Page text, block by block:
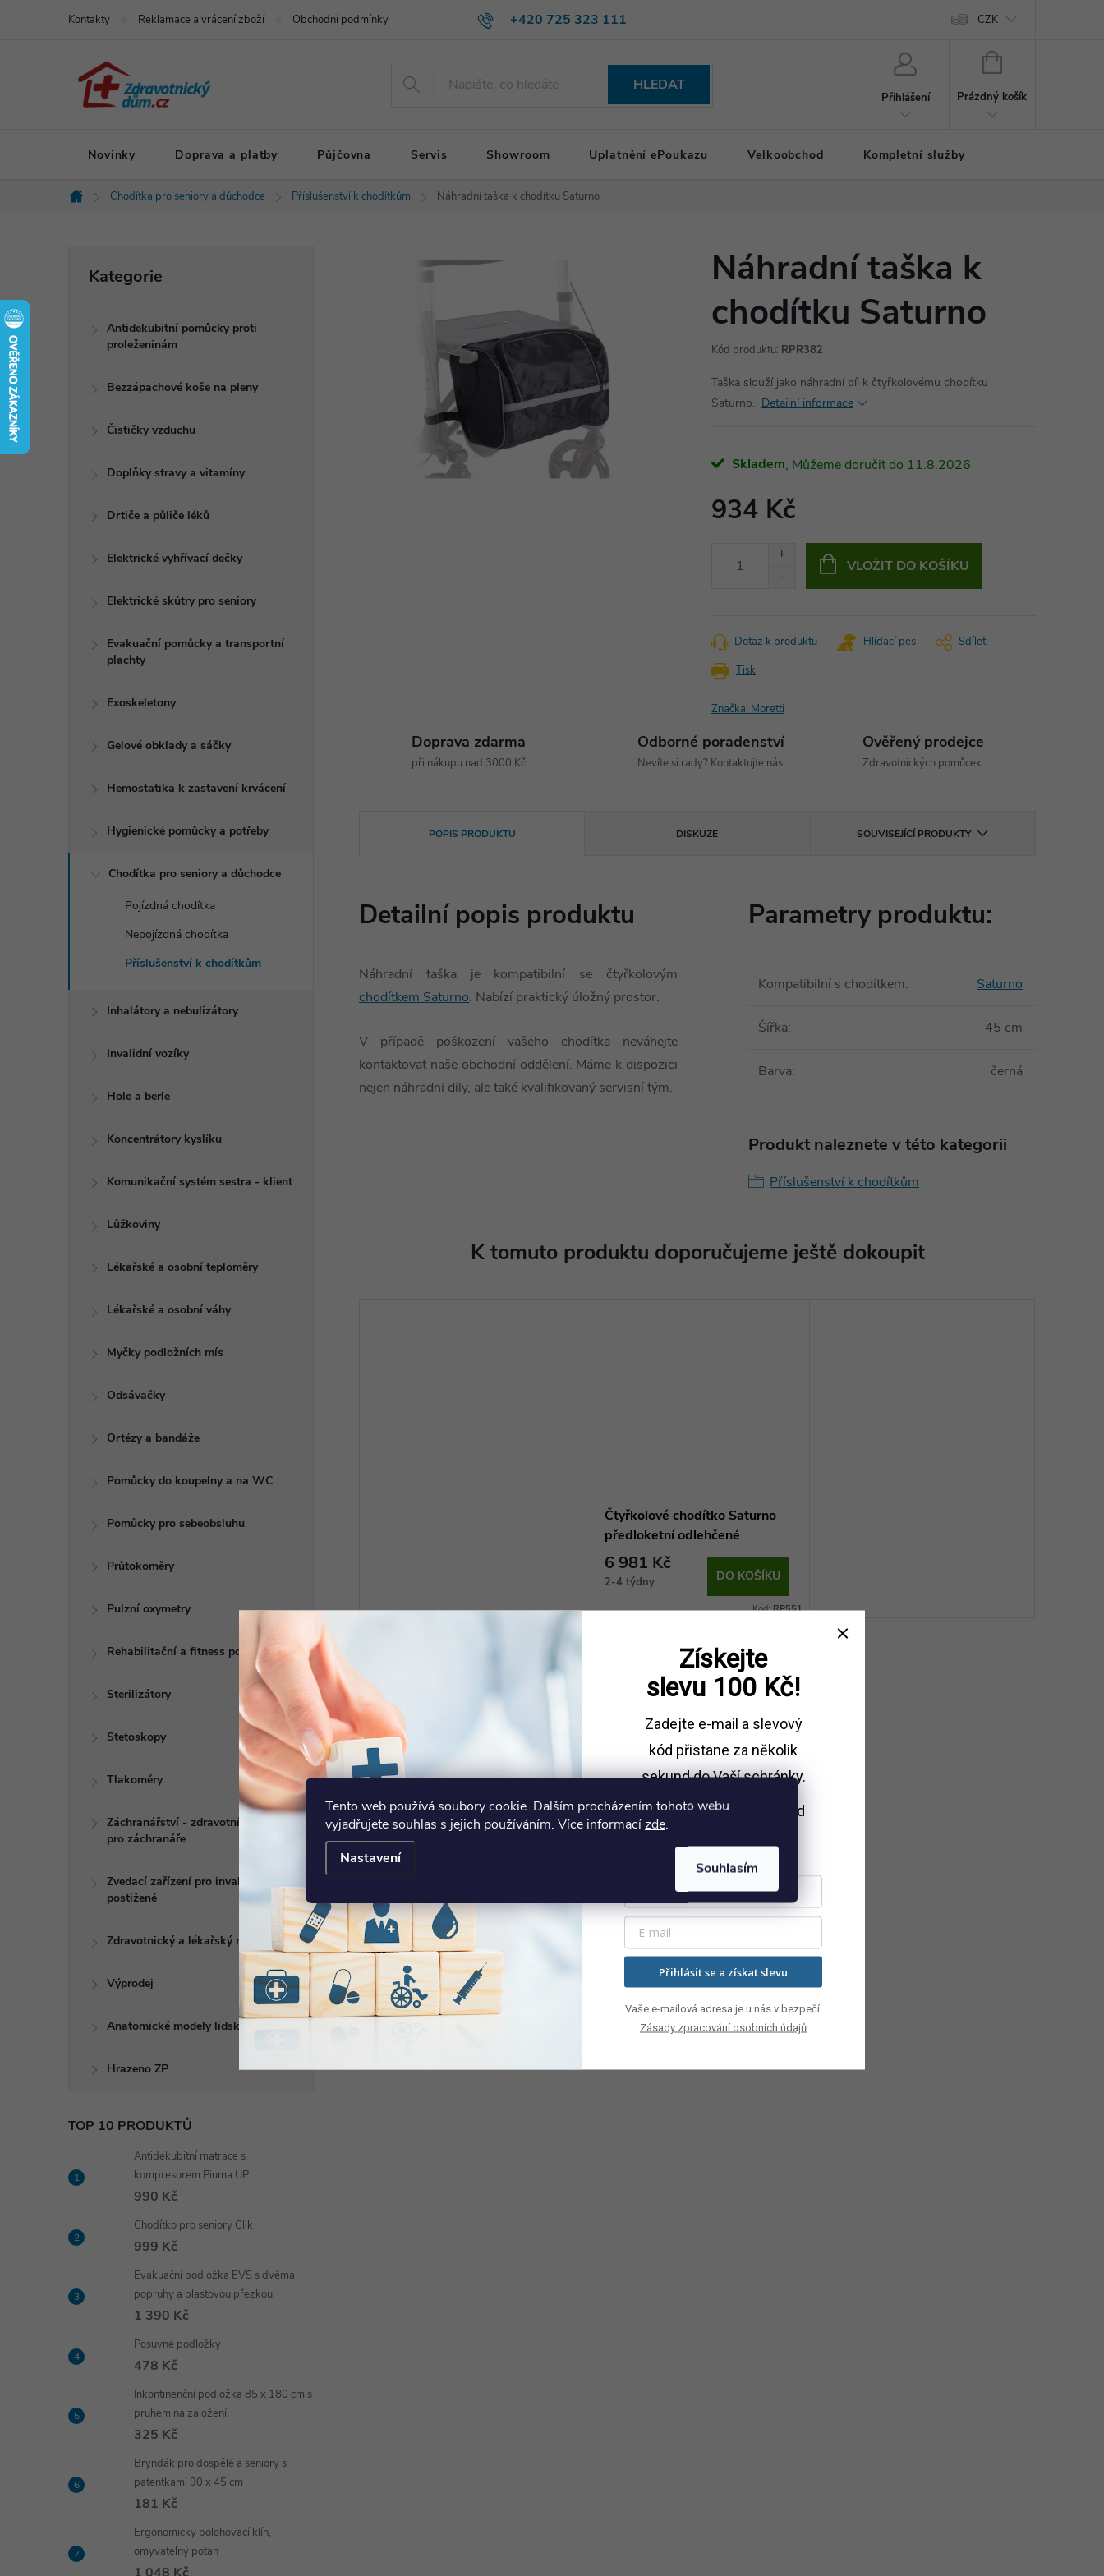
Tento web používá soubory cookie. Dalším procházením tohoto webu
vyjadřujete souhlas s jejich používáním. Více informacízde.
Nastavení
Souhlasím
+420 725 323 111
Kontakty Reklamace a vrácení zboží Obchodní podmínky CZK
HLEDAT
Přihlášení
NÁKUPNÍ
Prázdný košík
Novinky Doprava a platby Půjčovna Servis Showroom Uplatnění ePoukazu Velkoobchod Kompletní služby
Domů
Chodítka pro seniory a důchodce Příslušenství k chodítkům Náhradní taška k chodítku Saturno
kategorie
Kategorie
Antidekubitní pomůcky proti
proleženinám
Bezzápachové koše na pleny
Čističky vzduchu
Doplňky stravy a vitamíny
Drtiče a půliče léků
Elektrické vyhřívací dečky
Elektrické skútry pro seniory
Evakuační pomůcky a transportní
plachty
Exoskeletony
Gelové obklady a sáčky
Hemostatika k zastavení krvácení
Hygienické pomůcky a potřeby
Chodítka pro seniory a důchodce
Pojízdná chodítka
Nepojízdná chodítka
Příslušenství k chodítkům
Inhalátory a nebulizátory
Invalidní vozíky
Hole a berle
Koncentrátory kyslíku
Komunikační systém sestra - klient
Lůžkoviny
Lékařské a osobní teploměry
Lékařské a osobní váhy
Myčky podložních mís
Odsávačky
Ortézy a bandáže
Pomůcky do koupelny a na WC
Pomůcky pro sebeobsluhu
Průtokoměry
Pulzní oxymetry
Rehabilitační a fitness pomůcky
Sterilizátory
Stetoskopy
Tlakoměry
Záchranářství - zdravotní potřeby
pro záchranáře
Zvedací zařízení pro invalidy a
postižené
Zdravotnický a lékařský nábytek
Výprodej
Anatomické modely lidského těla
Hrazeno ZP
TOP 10 PRODUKTŮ
Antidekubitní matrace s
kompresorem Piuma UP
990 Kč
Chodítko pro seniory Clik
999 Kč
Evakuační podložka EVS s dvěma
popruhy a plastovou přezkou
1 390 Kč
Posuvné podložky
478 Kč
Inkontinenční podložka 85 x 180 cm s
pruhem na založení
325 Kč
Bryndák pro dospělé a seniory s
patentkami 90 x 45 cm
181 Kč
Ergonomicky polohovací klín,
omyvatelný potah
Náhradní taška k
chodítku Saturno
Kód produktu: RPR382
Taška slouží jako náhradní díl k čtyřkolovému chodítku
Saturno. Detailní informace
Skladem 11.8.2026
934 Kč
VLOŽIT DO KOŠÍKU
Tisk
Dotaz k produktu Hlídací pes Sdílet
Značka: Moretti
Doprava zdarma
při nákupu nad 3000 Kč
Odborné poradenství
Nevíte si rady? Kontaktujte nás.
Ověřený prodejce
Zdravotnických pomůcek
POPIS PRODUKTU DISKUZE SOUVISEJÍCÍ PRODUKTY
Detailní popis produktu
Náhradní taška je kompatibilní se čtyřkolovým
chodítkem Saturno. Nabízí praktický úložný prostor.
V případě poškození vašeho chodítka neváhejte
kontaktovat naše obchodní oddělení. Máme k dispozici
nejen náhradní díly, ale také kvalifikovaný servisní tým.
Parametry produktu:
Kompatibilní s chodítkem: Saturno
Šířka: 45 cm
Barva: černá
Produkt naleznete v této kategorii
Příslušenství k chodítkům
K tomuto produktu doporučujeme ještě dokoupit
Čtyřkolové chodítko Saturno
předloketní odlehčené
6 981 Kč
2-4 týdny DO KOŠÍKU
Kód:RP551
Získejte
slevu 100 Kč!
Zadejte e-mail a slevový
kód přistane za několik
sekund do Vaší schránky.
Sleva platí při nákupu
nad
Přihlásit se a získat slevu
Vaše e-mailová adresa je u nás v bezpečí.
Zásady zpracování osobních údajů